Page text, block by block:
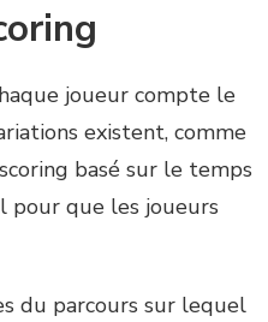
joueur compte le
existent, comme
basé sur le temps
pour que les joueurs
du parcours sur lequel